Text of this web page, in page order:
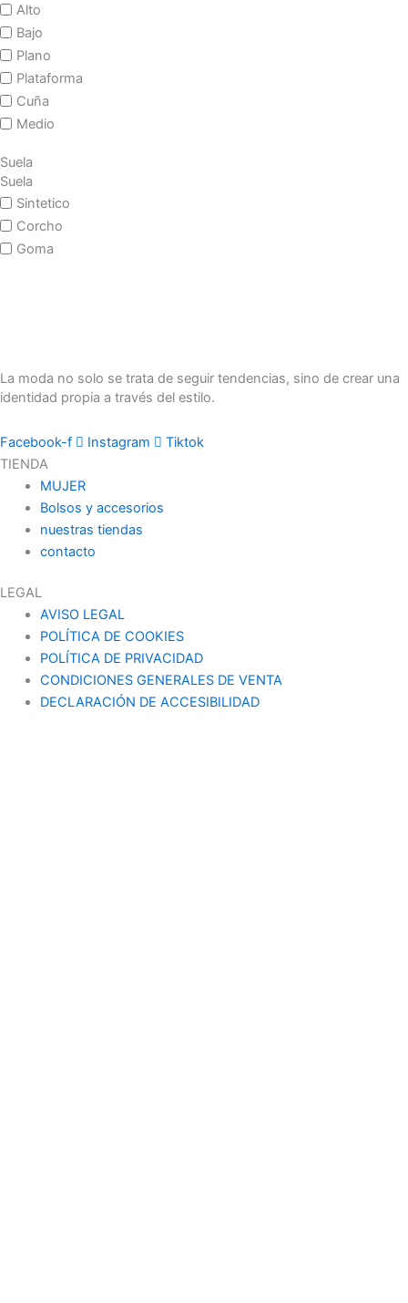
Alto
Bajo
Plano
Plataforma
Cuña
Medio
Suela
Suela
Sintetico
Corcho
Goma
La moda no solo se trata de seguir tendencias, sino de crear una
identidad propia a través del estilo.
Facebook-f Instagram
Tiktok
TIENDA
MUJER
Bolsos y accesorios
nuestras tiendas
contacto
LEGAL
AVISO LEGAL
POLÍTICA DE COOKIES
POLÍTICA DE PRIVACIDAD
CONDICIONES GENERALES DE VENTA
DECLARACIÓN DE ACCESIBILIDAD